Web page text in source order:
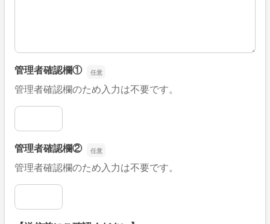
管理者確認欄①
管理者確認欄のため入力は不要です。
管理者確認欄①
管理者確認欄②
管理者確認欄のため入力は不要です。
管理者確認欄②